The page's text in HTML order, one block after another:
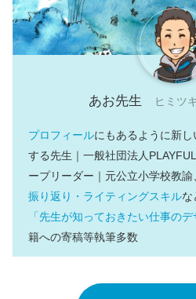
あお先生 ヒミツ
プロフィールにもあるように新
する先生｜一般社団法人PLAYFUL
ープリーダー｜元公立小学校教諭
振り返り・ライティングスキルな
「先生が知っておきたい仕事のデ
籍への寄稿等執筆多数